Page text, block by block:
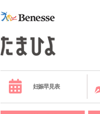
妊娠早見表